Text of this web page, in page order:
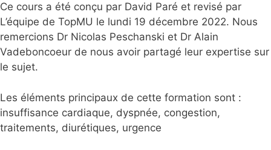
Ce cours a été conçu par David Paré et revisé par
L’équipe de TopMU le lundi 19 décembre 2022. Nous
remercions Dr Nicolas Peschanski et Dr Alain
Vadeboncoeur de nous avoir partagé leur expertise sur
le sujet.
Les éléments principaux de cette formation sont :
insuffisance cardiaque, dyspnée, congestion,
traitements, diurétiques, urgence